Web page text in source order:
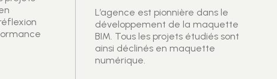
L’agence est pionnière dans le
développement de la maquette
BIM. Tous les projets étudiés sont
ainsi déclinés en maquette
numérique.